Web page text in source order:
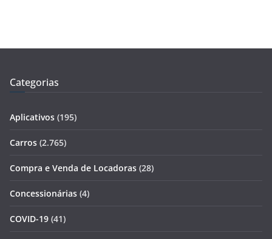
Categorias
Aplicativos (195)
Carros (2.765)
Compra e Venda de Locadoras (28)
Concessionárias (4)
COVID-19 (41)